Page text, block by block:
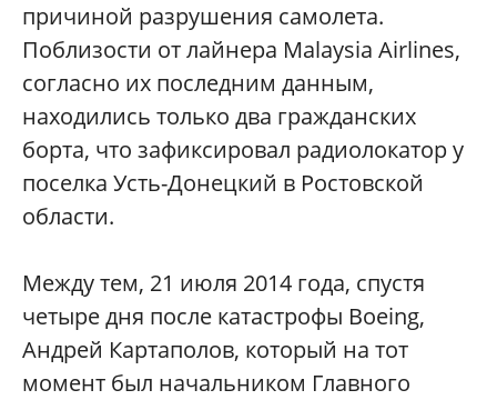
причиной разрушения самолета.
Поблизости от лайнера Malaysia Airlines,
согласно их последним данным,
находились только два гражданских
борта, что зафиксировал радиолокатор у
поселка Усть-Донецкий в Ростовской
области.
Между тем, 21 июля 2014 года, спустя
четыре дня после катастрофы Boeing,
Андрей Картаполов, который на тот
момент был начальником Главного